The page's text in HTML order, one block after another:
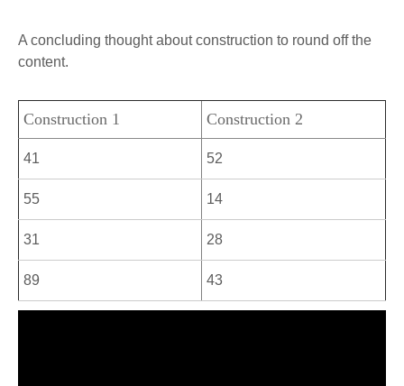
A concluding thought about construction to round off the
content.
Construction 1 Construction 2
41 52
55 14
31 28
89 43